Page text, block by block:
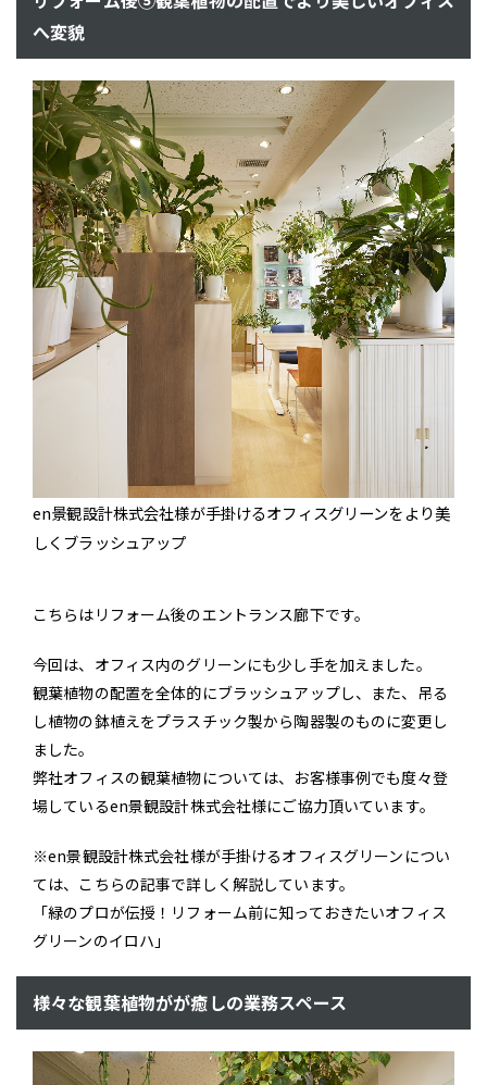
へ変貌
en景観設計株式会社様が手掛けるオフィスグリーンをより美
しくブラッシュアップ
こちらはリフォーム後のエントランス廊下です。
今回は、オフィス内のグリーンにも少し手を加えました。
観葉植物の配置を全体的にブラッシュアップし、また、吊る
し植物の鉢植えをプラスチック製から陶器製のものに変更し
ました。
弊社オフィスの観葉植物については、お客様事例でも度々登
場しているen景観設計株式会社様にご協力頂いています。
※en景観設計株式会社様が手掛けるオフィスグリーンについ
ては、こちらの記事で詳しく解説しています。
「緑のプロが伝授！リフォーム前に知っておきたいオフィス
グリーンのイロハ」
様々な観葉植物がが癒しの業務スペース